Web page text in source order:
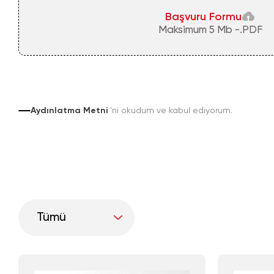
Başvuru Formu
Maksimum 5 Mb -.PDF
Aydınlatma Metni 'ni okudum ve kabul ediyorum.